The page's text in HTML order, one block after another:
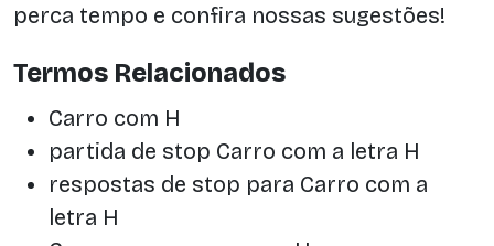
perca tempo e confira nossas sugestões!
Termos Relacionados
Carro com H
partida de stop Carro com a letra H
respostas de stop para Carro com a
letra H